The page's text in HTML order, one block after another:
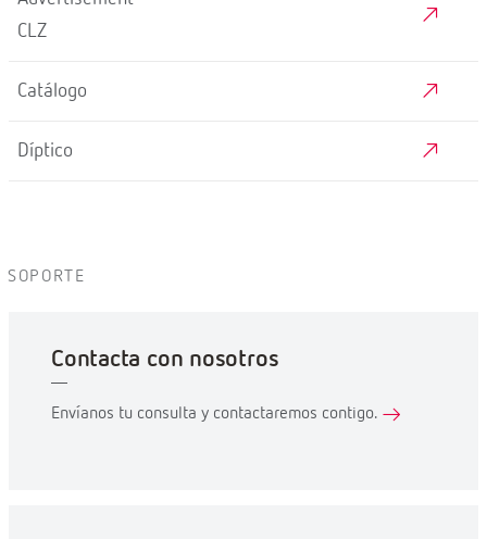
CLZ
Catálogo
Díptico
SOPORTE
Contacta con nosotros
Envíanos tu consulta y contactaremos contigo.